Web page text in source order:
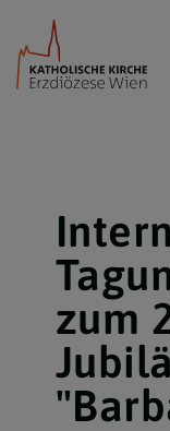
zum